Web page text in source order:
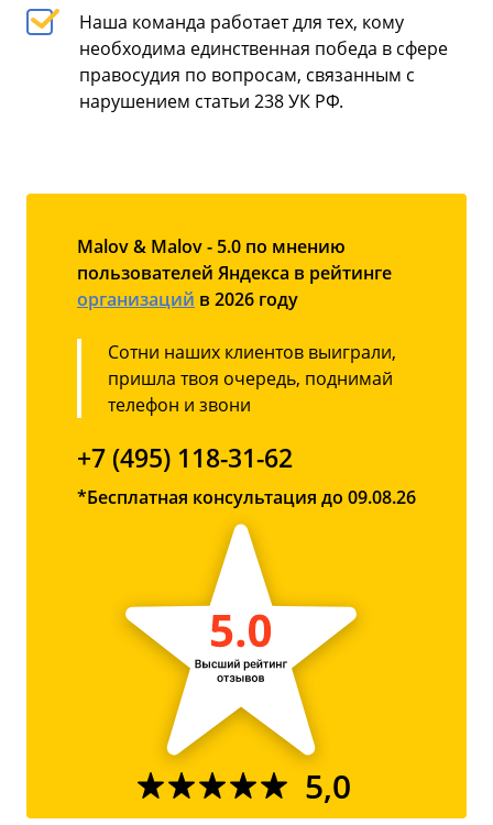
Наша команда работает для тех, кому
необходима единственная победа в сфере
правосудия по вопросам, связанным с
нарушением статьи 238 УК РФ.
Malov & Malov - 5.0 по мнению
пользователей Яндекса в рейтинге
организаций в 2026 году
Сотни наших клиентов выиграли,
пришла твоя очередь, поднимай
телефон и звони
+7 (495) 118-31-62
*Бесплатная консультация до 09.08.26
5,0